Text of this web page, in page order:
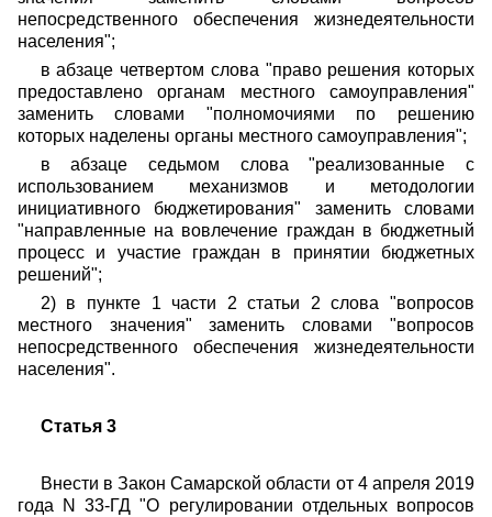
непосредственного обеспечения жизнедеятельности
населения";
в абзаце четвертом слова "право решения которых
предоставлено органам местного самоуправления"
заменить словами "полномочиями по решению
которых наделены органы местного самоуправления";
в абзаце седьмом слова "реализованные с
использованием механизмов и методологии
инициативного бюджетирования" заменить словами
"направленные на вовлечение граждан в бюджетный
процесс и участие граждан в принятии бюджетных
решений";
2) в пункте 1 части 2 статьи 2 слова "вопросов
местного значения" заменить словами "вопросов
непосредственного обеспечения жизнедеятельности
населения".
Статья 3
Внести в Закон Самарской области от 4 апреля 2019
года N 33-ГД "О регулировании отдельных вопросов